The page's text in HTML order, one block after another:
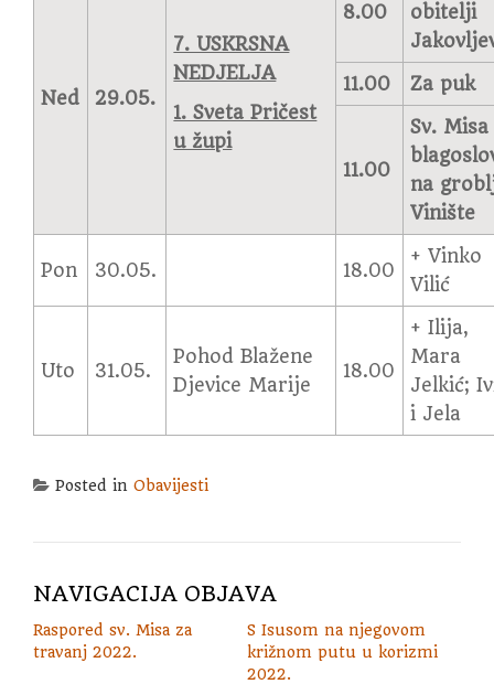
Ned 29.05.
7. USKRSNA
NEDJELJA
1. Sveta Pričest
u župi
8.00
obitelji
11.00
Za puk
11.00
Sv.
na
Vinište
Pon 30.05. 18.00
+ Vinko
Vilić
Uto 31.05.
Pohod Blažene
Djevice Marije
18.00
+ Ilija,
Mara
Jelkić;
i Jela
Posted in Obavijesti
NAVIGACIJA OBJAVA
Raspored sv. Misa za
travanj 2022.
S Isusom na njegovom
križnom putu u korizmi
2022.